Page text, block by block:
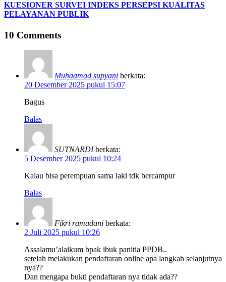
KUESIONER SURVEI INDEKS PERSEPSI KUALITAS
PELAYANAN PUBLIK
10 Comments
Muhaamad supyani berkata:
20 Desember 2025 pukul 15:07
Bagus
Balas
SUTNARDI berkata:
5 Desember 2025 pukul 10:24
Kalau bisa perempuan sama laki tdk bercampur
Balas
Fikri ramadani berkata:
2 Juli 2025 pukul 10:26
Assalamu’alaikum bpak ibuk panitia PPDB..
setelah melakukan pendaftaran online apa langkah selanjutnya
nya??
Dan mengapa bukti pendaftaran nya tidak ada??